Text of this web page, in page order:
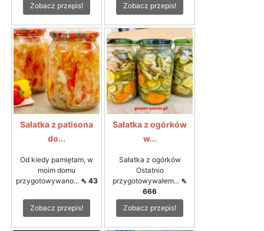
Zobacz przepis! Zobacz przepis!
Sałatka z patisona
do...
Od kiedy pamiętam, w
moim domu
przygotowywano... ⇖ 43
Zobacz przepis!
Sałatka z ogórków
w...
Sałatka z ogórków
Ostatnio
przygotowywałem... ⇖
666
Zobacz przepis!